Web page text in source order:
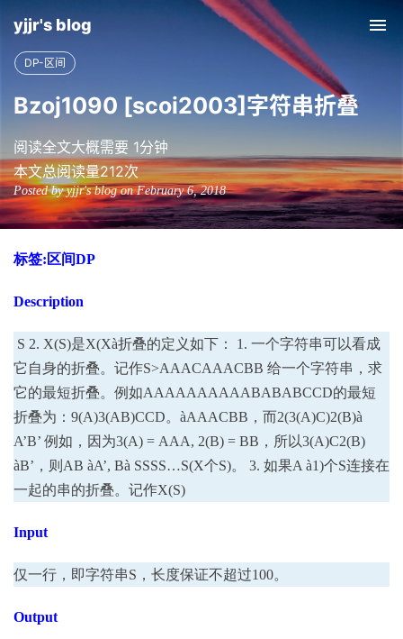
yjjr's blog
DP-区间
Bzoj1090 [scoi2003]字符串折叠
阅读全文大概需要 1分钟
本文总阅读量212次
Posted by yjjr's blog on February 6, 2018
标签: 区间DP
Description
S 2. X(S)是X(Xà折叠的定义如下： 1. 一个字符串可以看成
它自身的折叠。记作S>AAACAAACBB 给一个字符串，求
它的最短折叠。例如AAAAAAAAAABABABCCD的最短
折叠为：9(A)3(AB)CCD。àAAACBB，而2(3(A)C)2(B)à
A’B’ 例如，因为3(A) = AAA, 2(B) = BB，所以3(A)C2(B)
àB’，则AB àA’, Bà SSSS…S(X个S)。 3. 如果A à1)个S连接在
一起的串的折叠。记作X(S)
Input
仅一行，即字符串S，长度保证不超过100。
Output